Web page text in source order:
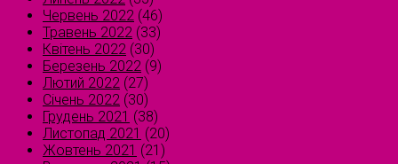
Червень 2022 (46)
Травень 2022 (33)
Квітень 2022 (30)
Березень 2022 (9)
Лютий 2022 (27)
Січень 2022 (30)
Грудень 2021 (38)
Листопад 2021 (20)
Жовтень 2021 (21)